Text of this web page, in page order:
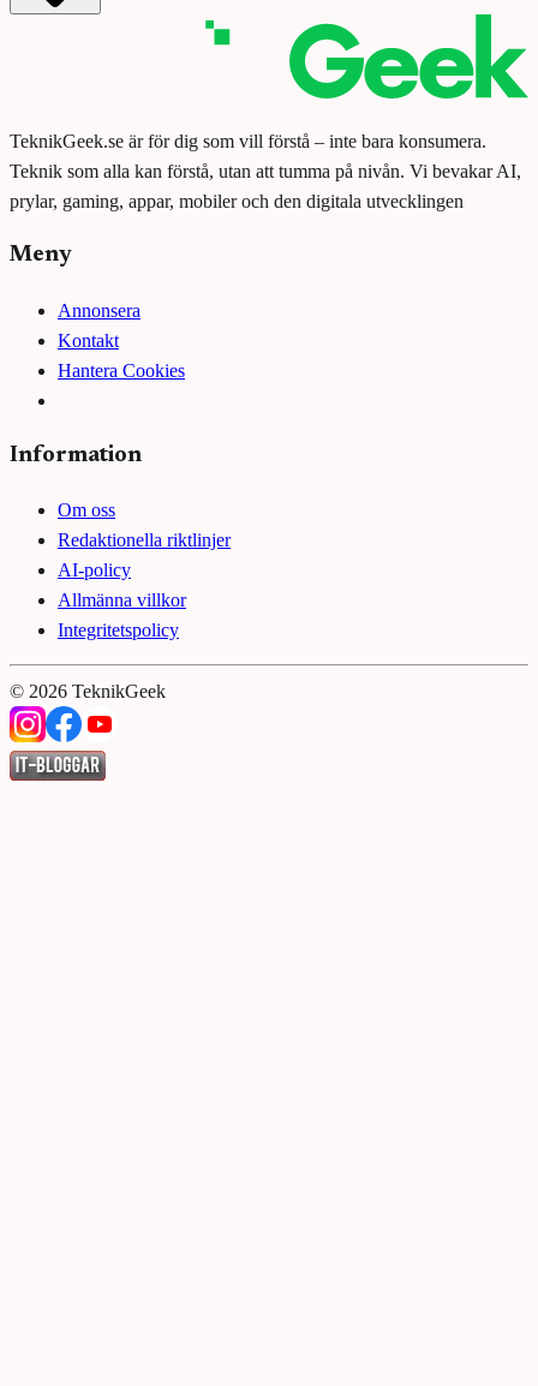
TeknikGeek.se är för dig som vill förstå – inte bara konsumera.
Teknik som alla kan förstå, utan att tumma på nivån. Vi bevakar AI,
prylar, gaming, appar, mobiler och den digitala utvecklingen
Meny
Annonsera
Kontakt
Hantera Cookies
Information
Om oss
Redaktionella riktlinjer
AI-policy
Allmänna villkor
Integritetspolicy
© 2026 TeknikGeek